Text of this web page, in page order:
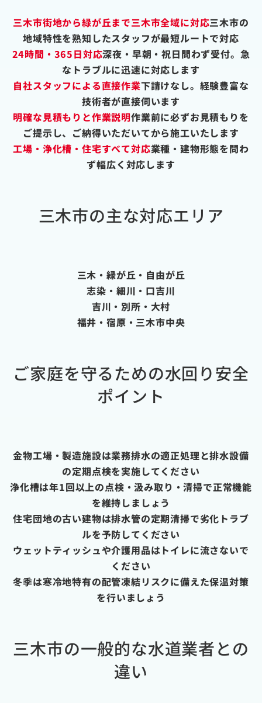
三木市街地から緑が丘まで三木市全域に対応三木市の
地域特性を熟知したスタッフが最短ルートで対応
24時間・365日対応深夜・早朝・祝日問わず受付。急
なトラブルに迅速に対応します
自社スタッフによる直接作業下請けなし。経験豊富な
技術者が直接伺います
明確な見積もりと作業説明作業前に必ずお見積もりを
ご提示し、ご納得いただいてから施工いたします
工場・浄化槽・住宅すべて対応業種・建物形態を問わ
ず幅広く対応します
三木市の主な対応エリア
三木・緑が丘・自由が丘
志染・細川・口吉川
吉川・別所・大村
福井・宿原・三木市中央
ご家庭を守るための水回り安全
ポイント
金物工場・製造施設は業務排水の適正処理と排水設備
の定期点検を実施してください
浄化槽は年1回以上の点検・汲み取り・清掃で正常機能
を維持しましょう
住宅団地の古い建物は排水管の定期清掃で劣化トラブ
ルを予防してください
ウェットティッシュや介護用品はトイレに流さないで
ください
冬季は寒冷地特有の配管凍結リスクに備えた保温対策
を行いましょう
三木市の一般的な水道業者との
違い